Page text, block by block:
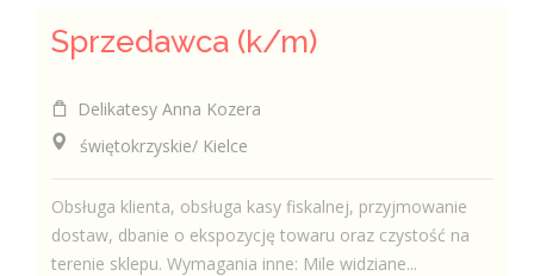
Sprzedawca (k/m)
Delikatesy Anna Kozera
świętokrzyskie/ Kielce
Obsługa klienta, obsługa kasy fiskalnej, przyjmowanie
dostaw, dbanie o ekspozycję towaru oraz czystość na
terenie sklepu. Wymagania inne: Mile widziane...